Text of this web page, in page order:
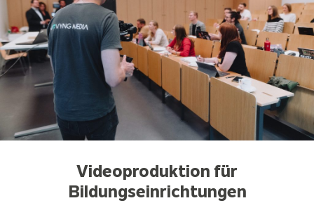
Videoproduktion für
Bildungseinrichtungen